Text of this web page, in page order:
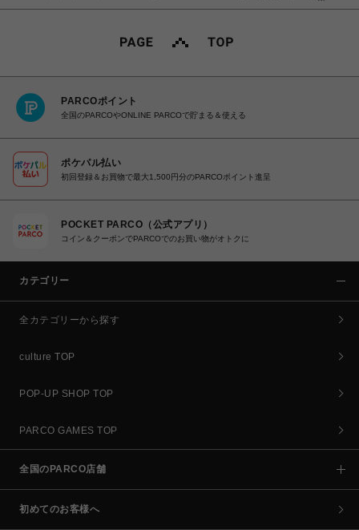
PARCOポイント
全国のPARCOやONLINE PARCOで貯まる＆使える
ポケパル払い
初回登録＆お買物で最大1,500円分のPARCOポイント進呈
POCKET PARCO（公式アプリ）
コイン＆クーポンでPARCOでのお買い物がオトクに
カテゴリー
全カテゴリーから探す
culture TOP
POP-UP SHOP TOP
PARCO GAMES TOP
全国のPARCO店舗
初めてのお客様へ